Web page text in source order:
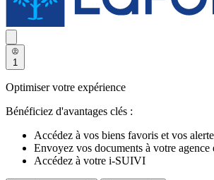
1
Optimiser votre expérience
Bénéficiez d'avantages clés :
Accédez à vos biens favoris et vos
Envoyez vos documents à votre agence
Accédez à votre i-SUIVI